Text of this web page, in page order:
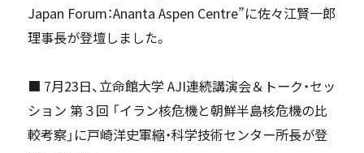
Japan Forum：Ananta Aspen Centre”に佐々江賢一郎
理事長が登壇しました。
■ 7月23日、立命館大学 AJI連続講演会＆トーク・セッ
ション 第３回 「イラン核危機と朝鮮半島核危機の比
較考察」に戸崎洋史軍縮・科学技術センター所長が登